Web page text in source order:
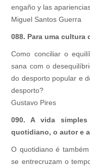
engaño y las
Miguel Santos Guerra
088. Para uma cultura
Como conciliar o
sana com o
do desporto popular e
desporto?
Gustavo Pires
090. A vida
quotidiano, o autor e
O quotidiano é
se entrecruzam o